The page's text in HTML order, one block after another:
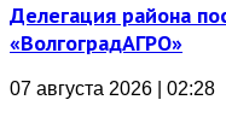
Делегация района
«ВолгоградАГРО»
07 августа 2026 | 02:28